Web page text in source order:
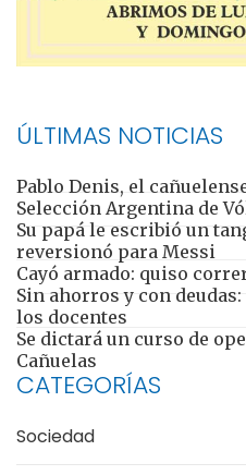
ÚLTIMAS NOTICIAS
Pablo Denis, el
Selección Argentina de
Su papá le escribió un
reversionó para Messi
Cayó armado: quiso
Sin ahorros y con
los docentes
Se dictará un curso de
Cañuelas
CATEGORÍAS
Sociedad